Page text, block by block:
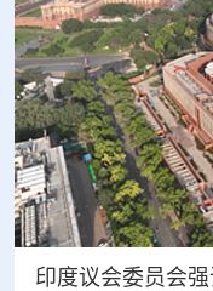
印度议会委员会